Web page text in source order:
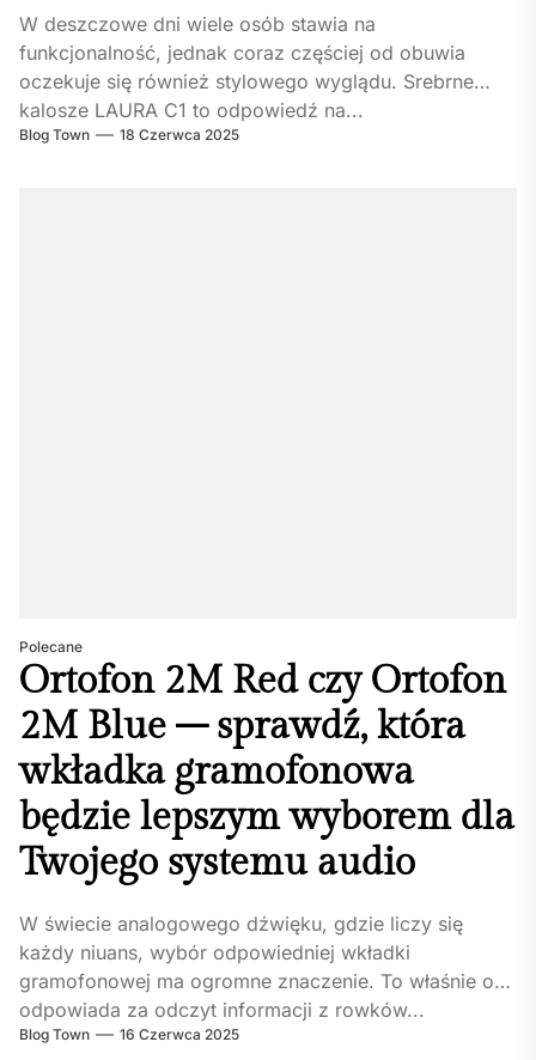
W deszczowe dni wiele osób stawia na
funkcjonalność, jednak coraz częściej od obuwia
oczekuje się również stylowego wyglądu. Srebrne
kalosze LAURA C1 to odpowiedź na...
Blog Town 18 Czerwca 2025
Polecane
Ortofon 2M Red czy Ortofon
2M Blue – sprawdź, która
wkładka gramofonowa
będzie lepszym wyborem dla
Twojego systemu audio
W świecie analogowego dźwięku, gdzie liczy się
każdy niuans, wybór odpowiedniej wkładki
gramofonowej ma ogromne znaczenie. To właśnie ona
odpowiada za odczyt informacji z rowków...
Blog Town 16 Czerwca 2025